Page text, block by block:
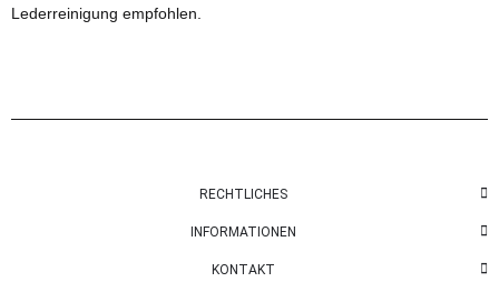
Lederreinigung empfohlen.
RECHTLICHES
INFORMATIONEN
KONTAKT